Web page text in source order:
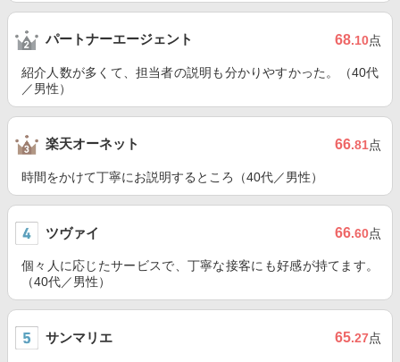
パートナーエージェント 68.10点
紹介人数が多くて、担当者の説明も分かりやすかった。（40代
／男性）
楽天オーネット 66.81点
時間をかけて丁寧にお説明するところ（40代／男性）
ツヴァイ 66.60点
個々人に応じたサービスで、丁寧な接客にも好感が持てます。
（40代／男性）
サンマリエ 65.27点